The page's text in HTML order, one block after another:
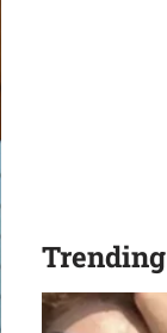
Trending